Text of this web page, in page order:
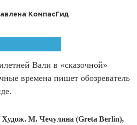
КомпасГид
Вали в «сказочной»
времена пишет обозреватель
Худож. М. Чечулина (Greta Berlin),